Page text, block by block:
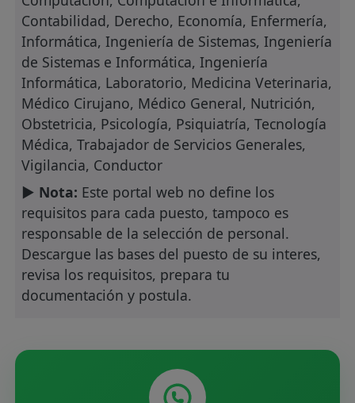
Contabilidad, Derecho, Economía, Enfermería,
Informática, Ingeniería de Sistemas, Ingeniería
de Sistemas e Informática, Ingeniería
Informática, Laboratorio, Medicina Veterinaria,
Médico Cirujano, Médico General, Nutrición,
Obstetricia, Psicología, Psiquiatría, Tecnología
Médica, Trabajador de Servicios Generales,
Vigilancia, Conductor
► Nota: Este portal web no define los
requisitos para cada puesto, tampoco es
responsable de la selección de personal.
Descargue las bases del puesto de su interes,
revisa los requisitos, prepara tu
documentación y postula.